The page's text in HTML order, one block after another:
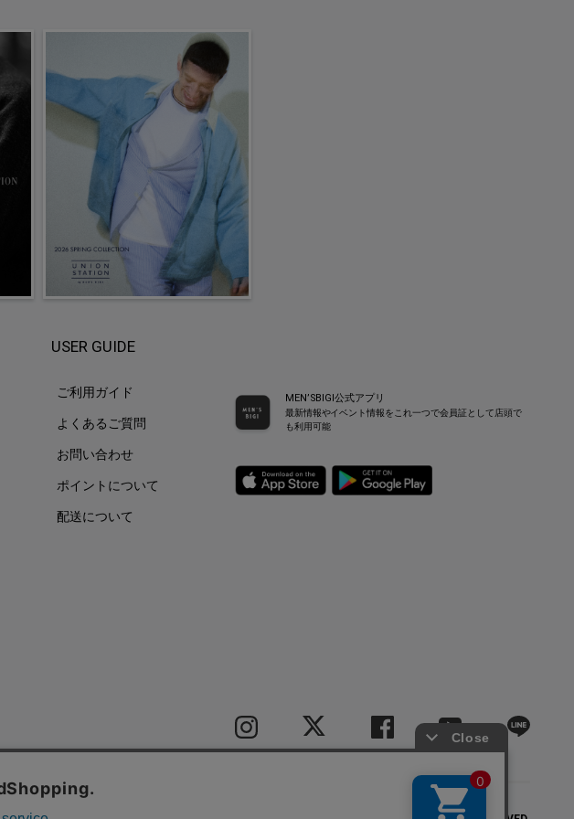
USER GUIDE
ご利用ガイド
よくあるご質問
お問い合わせ
ポイントについて
配送について
MEN’SBIGI公式アプリ
最新情報やイベント情報をこれ一つで会員証として店頭で
も利用可能